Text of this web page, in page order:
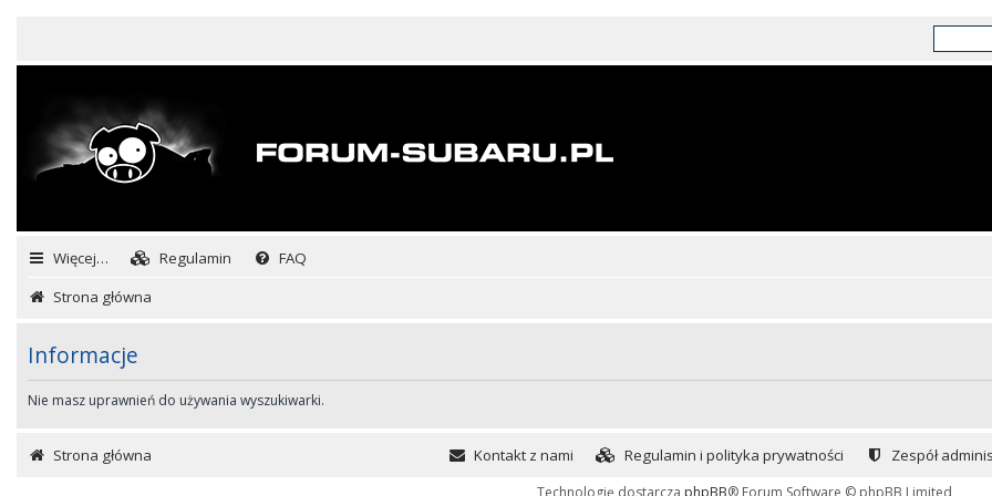
Więcej… Regulamin
FAQ
Strona główna
Informacje
Nie masz uprawnień do używania wyszukiwarki.
Strona główna Zespół
Regulamin i polityka prywatności
Kontakt z nami
Technologię dostarcza phpBB® Forum Software © phpBB Limited